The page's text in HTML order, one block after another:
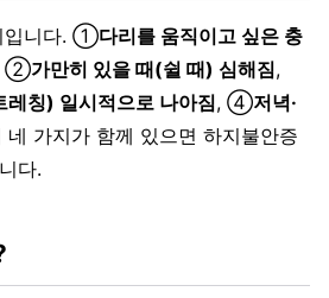
입니다. ①다리를 움직이고 싶은 충
②가만히 있을 때(쉴 때) 심해짐,
레칭) 일시적으로 나아짐, ④저녁·
네 가지가 함께 있으면 하지불안증
다.